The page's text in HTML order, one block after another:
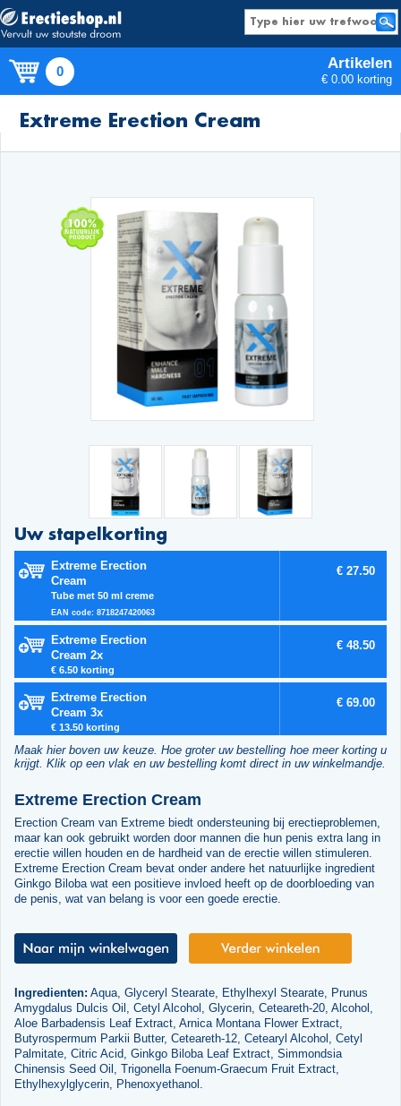
0 Artikelen
€ 0.00 korting
Producten
Extreme Erection Cream
Uw stapelkorting
Extreme Erection
Cream
Tube met 50 ml creme
EAN code: 8718247420063
€ 27.50
Extreme Erection
Cream 2x
€ 6.50 korting
€ 48.50
Extreme Erection
Cream 3x
€ 13.50 korting
€ 69.00
Maak hier boven uw keuze. Hoe groter uw bestelling hoe meer korting u
krijgt. Klik op een vlak en uw bestelling komt direct in uw winkelmandje.
Extreme Erection Cream
Erection Cream van Extreme biedt ondersteuning bij erectieproblemen,
maar kan ook gebruikt worden door mannen die hun penis extra lang in
erectie willen houden en de hardheid van de erectie willen stimuleren.
Extreme Erection Cream bevat onder andere het natuurlijke ingredient
Ginkgo Biloba wat een positieve invloed heeft op de doorbloeding van
de penis, wat van belang is voor een goede erectie.
Ingredienten: Aqua, Glyceryl Stearate, Ethylhexyl Stearate, Prunus
Amygdalus Dulcis Oil, Cetyl Alcohol, Glycerin, Ceteareth-20, Alcohol,
Aloe Barbadensis Leaf Extract, Arnica Montana Flower Extract,
Butyrospermum Parkii Butter, Ceteareth-12, Cetearyl Alcohol, Cetyl
Palmitate, Citric Acid, Ginkgo Biloba Leaf Extract, Simmondsia
Chinensis Seed Oil, Trigonella Foenum-Graecum Fruit Extract,
Ethylhexylglycerin, Phenoxyethanol.